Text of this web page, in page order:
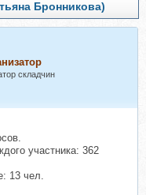
Бронникова)
складчин
участника: 362
13 чел.